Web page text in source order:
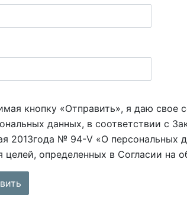
кнопку «Отправить», я даю свое
данных, в соответствии с
2013года № 94-V «О персональных
целей, определенных в Согласии на